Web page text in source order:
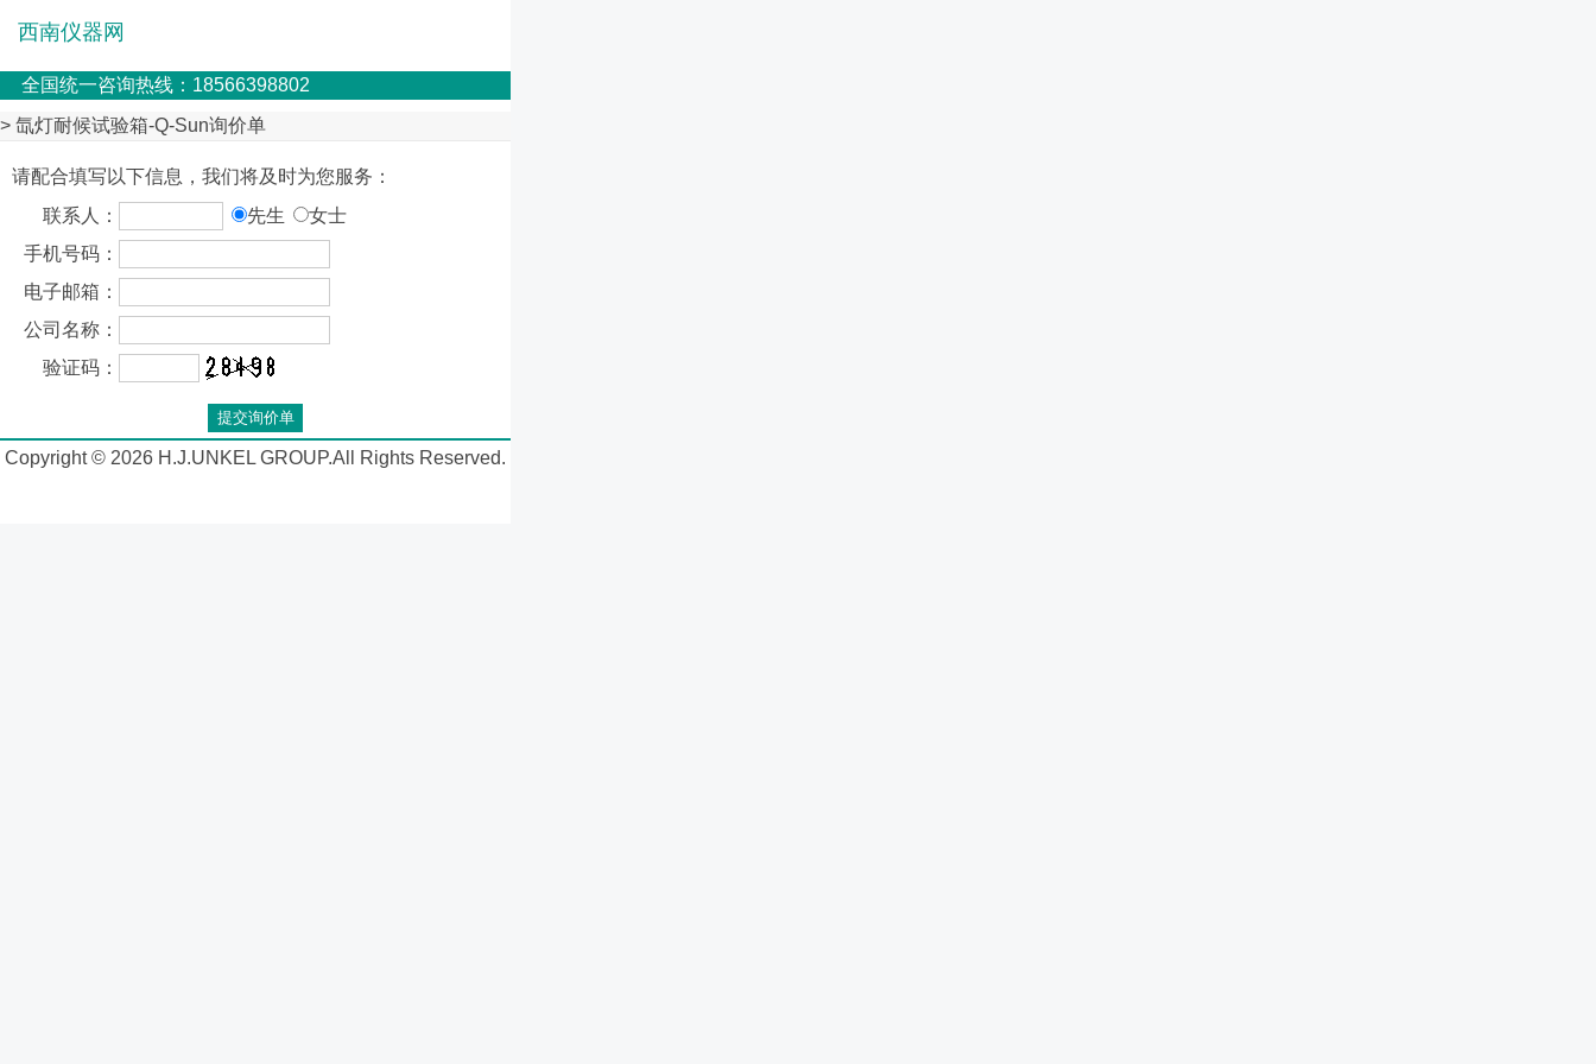
西南仪器网
全国统一咨询热线：18566398802
> 氙灯耐候试验箱-Q-Sun询价单
请配合填写以下信息，我们将及时为您服务：
联系人：
先生
女士
手机号码：
电子邮箱：
公司名称：
验证码：
Copyright © 2026 H.J.UNKEL GROUP.All Rights Reserved.